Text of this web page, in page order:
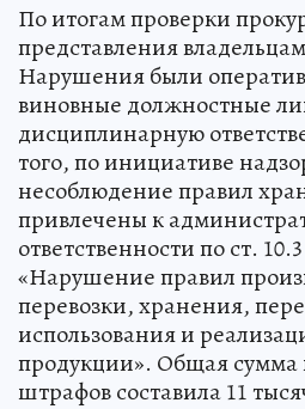
По итогам проверки
представления
Нарушения были
виновные должностные
дисциплинарную
того, по инициативе
несоблюдение правил
привлечены к
ответственности по ст.
«Нарушение правил
перевозки, хранения,
использования и
продукции». Общая
штрафов составила 11